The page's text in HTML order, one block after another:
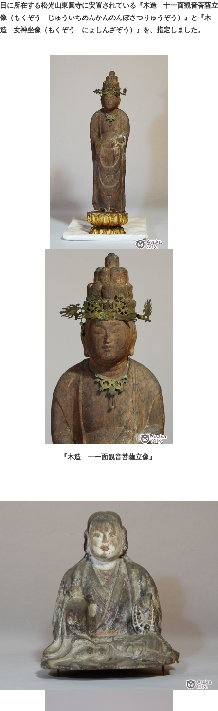
目に所在する松光山東圓寺に安置されている『木造 十一面観音菩薩立
像（もくぞう じゅういちめんかんのんぼさつりゅうぞう）』と『木
造 女神坐像（もくぞう にょしんざぞう）』を、指定しました。
『木造 十一面観音菩薩立像』